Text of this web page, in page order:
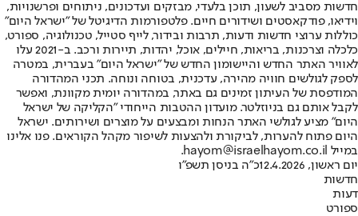
חדשות מסביב לשעון, תוכן בלעדי, מבזקים ועדכונים, ניתוחים ופרשנויות,
וידיאו, פודקאסטים ושידורים חיים. פלטפורמות הדיגיטל של "ישראל היום"
כוללות ערוצי חדשות ודעות, תרבות ובידור, לייף סטייל, טכנולוגיה, ספורט,
כלכלה וצרכנות, בריאות, חיילים, אוכל, יהדות, תיירות ורכב. ב-2021 עלו
לאוויר האתר החדש והיישומון החדש של "ישראל היום" בעברית, במטרה
לספק לגולשים חוויה מהירה, עדכנית, בטוחה ונוחה. תכני המהדורה
המודפסת של העיתון זמינים גם באתר, במהדורה יומית מקוונת, ואפשר
לקבל אותם גם בניוזלטר. מועדון ההטבות הייחודי "הקליקה של ישראל
היום" מציע לגולשי האתר הנחות ומבצעים על מוצרים ושירותים. ישראל
היום פתוח להערות, לביקורת ולהצעות לשיפור מקהל הקוראים. פנו אלינו
במייל hayom@israelhayom.co.il.
יום ראשון, 12.4.2026
כ"ה בניסן תשפ"ו
חדשות
דעות
ספורט